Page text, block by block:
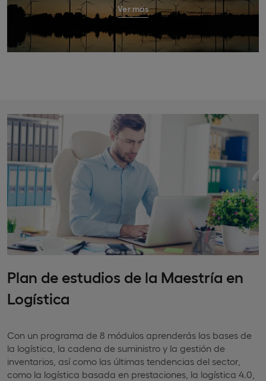
Ver más
Plan de estudios de la Maestría en
Logística
Con un programa de 8 módulos aprenderás las bases de
la logística, la cadena de suministro y la gestión de
inventarios, así como las últimas tendencias del sector,
como la logística basada en prestaciones, la logística 4.0,